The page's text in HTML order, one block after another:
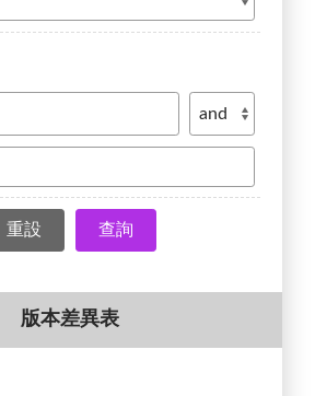
查詢
版本差異表